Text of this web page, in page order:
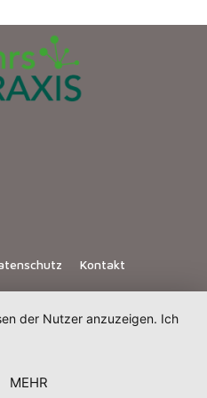
Kontakt
der Nutzer anzuzeigen. Ich
MEHR